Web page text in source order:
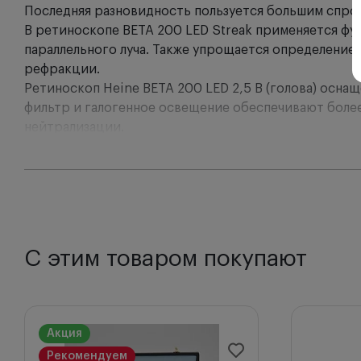
Последняя разновидность пользуется большим
В ретиноскопе BETA 200 LED Streak применяется
параллельного луча. Также упрощается
рефракции.
Ретиноскоп Heine BETA 200 LED 2,5 В (голова)
фильтр и галогенное освещение обеспечивают
Функция ParaStop- простой и точный выбор
Исключение блуждающих световых лучей и
Возможность выбора ламп -
Streak (полоса) или
С этим товаром покупают
Акция
Рекомендуем